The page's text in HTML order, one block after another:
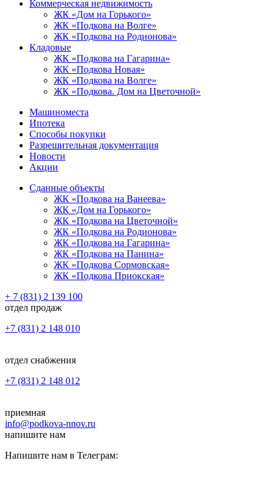
Коммерческая недвижимость
ЖК «Дом на Горького»
ЖК «Подкова на Волге»
ЖК «Подкова на Родионова»
Кладовые
ЖК «Подкова на Гагарина»
ЖК «Подкова Новая»
ЖК «Подкова на Волге»
ЖК «Подкова. Дом на Цветочной»
Машиноместа
Ипотека
Способы покупки
Разрешительная документация
Новости
Акции
Сданные объекты
ЖК «Подкова на Ванеева»
ЖК «Дом на Горького»
ЖК «Подкова на Цветочной»
ЖК «Подкова на Родионова»
ЖК «Подкова на Гагарина»
ЖК «Подкова на Панина»
ЖК «Подкова Сормовская»
ЖК «Подкова Приокская»
+ 7 (831) 2 139 100
отдел продаж
+7 (831) 2 148 010
отдел снабжения
+7 (831) 2 148 012
приемная
info@podkova-nnov.ru
напишите нам
Напишите нам в Телеграм: